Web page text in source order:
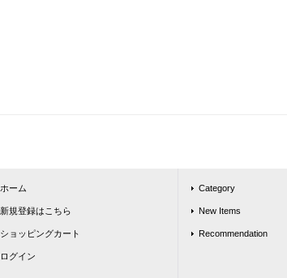
ホーム
新規登録はこちら
ショッピングカート
ログイン
Category
New Items
Recommendation